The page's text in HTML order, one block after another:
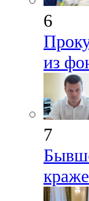
6
из
7
краже